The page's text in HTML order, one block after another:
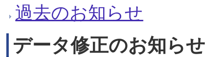
過去のお知らせ
データ修正のお知らせ